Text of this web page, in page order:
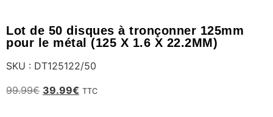
Lot de 50 disques à tronçonner 125mm
pour le métal (125 X 1.6 X 22.2MM)
SKU : DT125122/50
99.99€ 39.99€ TTC